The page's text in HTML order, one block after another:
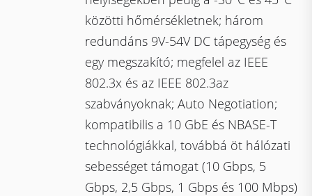
közötti hőmérsékletnek; három
redundáns 9V-54V DC tápegység és
egy megszakító; megfelel az IEEE
802.3x és az IEEE 802.3az
szabványoknak; Auto Negotiation;
kompatibilis a 10 GbE és NBASE-T
technológiákkal, továbbá öt hálózati
sebességet támogat (10 Gbps, 5
Gbps, 2,5 Gbps, 1 Gbps és 100 Mbps)